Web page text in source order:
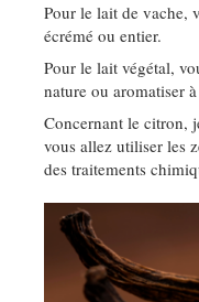
Pour le lait de vache,
écrémé ou entier.
Pour le lait végétal,
nature ou aromatiser
Concernant le citron,
vous allez utiliser les
des traitements